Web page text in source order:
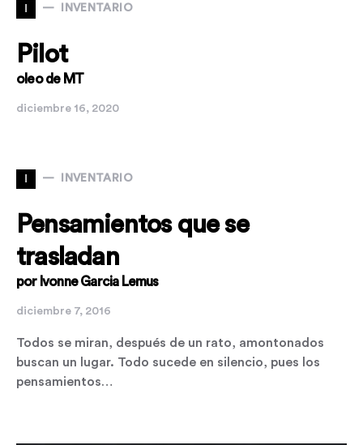
I INVENTARIO
Pilot
oleo de MT
diciembre 16, 2020
I INVENTARIO
Pensamientos que se
trasladan
por Ivonne Garcia Lemus
diciembre 7, 2016
Todos se miran, después de un rato, amontonados
buscan un lugar. Todo sucede en silencio, pues los
pensamientos…